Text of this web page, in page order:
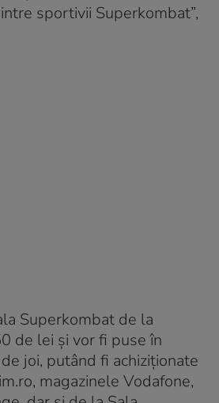
sportivii Superkombat”,
Superkombat de la
de lei şi vor fi puse în
joi, putând fi achiziţionate
magazinele Vodafone,